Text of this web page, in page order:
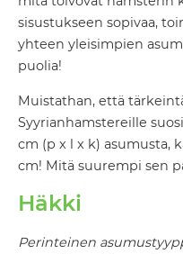
sisustukseen sopivaa,
yhteen yleisimpien
puolia!
Muistathan, että
Syyrianhamstereille
cm (p x l x k) asumusta,
cm! Mitä suurempi sen
Häkki
Perinteinen